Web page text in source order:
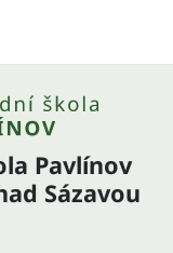
Pavlínov
Sázavou